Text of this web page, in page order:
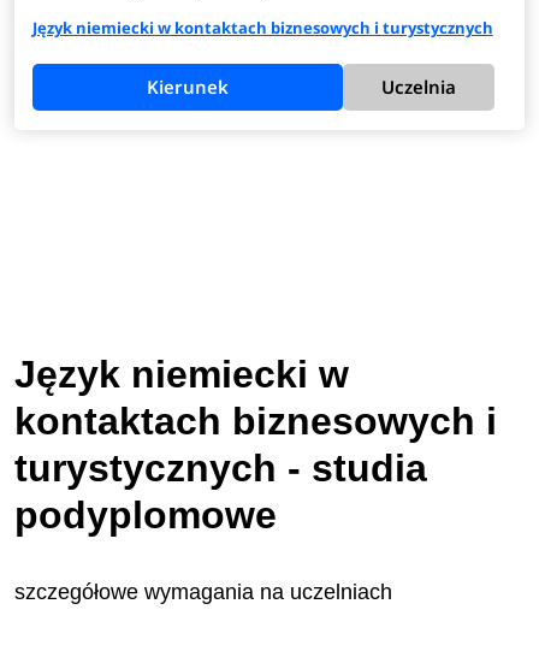
Język niemiecki w kontaktach biznesowych i turystycznych
Kierunek Uczelnia
Język niemiecki w
kontaktach biznesowych i
turystycznych - studia
podyplomowe
szczegółowe wymagania na uczelniach